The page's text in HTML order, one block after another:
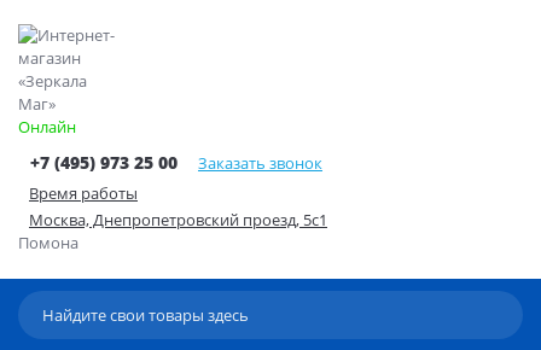
Онлайн
+7 (495) 973 25 00
Заказать звонок
Время работы
Москва, Днепропетровский проезд, 5с1
Помона